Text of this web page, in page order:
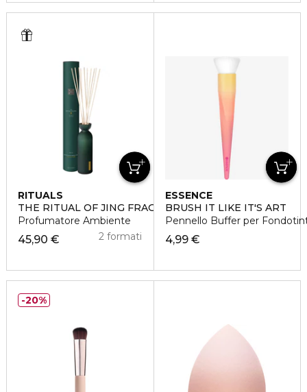
RITUALS
THE RITUAL OF JING FRAGRANCE STICKS
Profumatore Ambiente
45,90 € 2 formati
ESSENCE
BRUSH IT LIKE IT'S ART
Pennello Buffer per
4,99 €
20%